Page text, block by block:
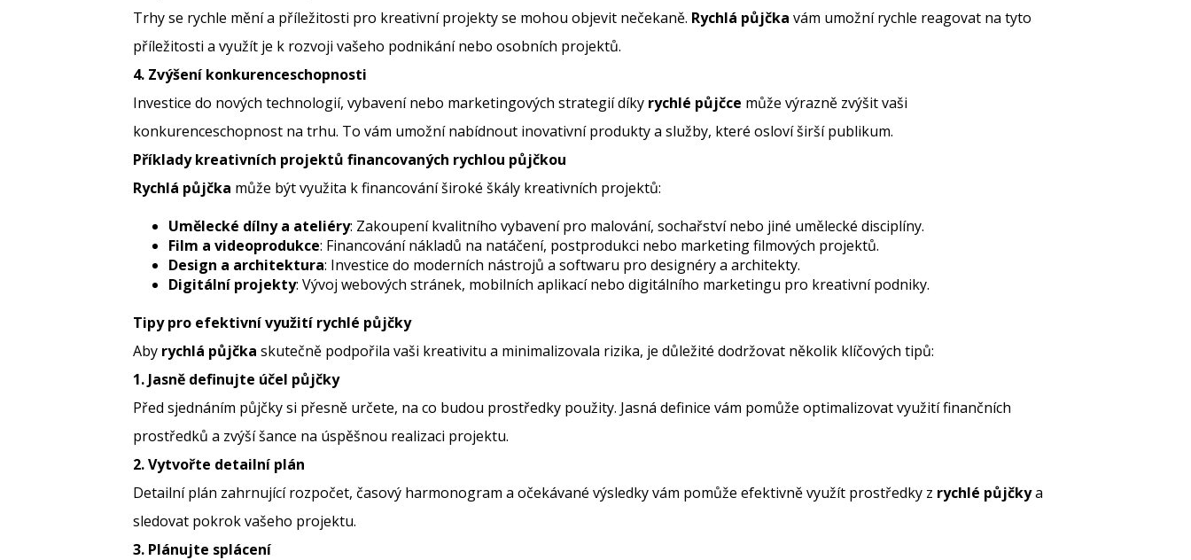
Trhy se rychle mění a příležitosti pro kreativní projekty se mohou objevit nečekaně. Rychlá půjčka vám umožní rychle reagovat na tyto
příležitosti a využít je k rozvoji vašeho podnikání nebo osobních projektů.
4. Zvýšení konkurenceschopnosti
Investice do nových technologií, vybavení nebo marketingových strategií díky rychlé půjčce může výrazně zvýšit vaši
konkurenceschopnost na trhu. To vám umožní nabídnout inovativní produkty a služby, které osloví širší publikum.
Příklady kreativních projektů financovaných rychlou půjčkou
Rychlá půjčka může být využita k financování široké škály kreativních projektů:
Umělecké dílny a ateliéry: Zakoupení kvalitního vybavení pro malování, sochařství nebo jiné umělecké disciplíny.
Film a videoprodukce: Financování nákladů na natáčení, postprodukci nebo marketing filmových projektů.
Design a architektura: Investice do moderních nástrojů a softwaru pro designéry a architekty.
Digitální projekty: Vývoj webových stránek, mobilních aplikací nebo digitálního marketingu pro kreativní podniky.
Tipy pro efektivní využití rychlé půjčky
Aby rychlá půjčka skutečně podpořila vaši kreativitu a minimalizovala rizika, je důležité dodržovat několik klíčových tipů:
1. Jasně definujte účel půjčky
Před sjednáním půjčky si přesně určete, na co budou prostředky použity. Jasná definice vám pomůže optimalizovat využití finančních
prostředků a zvýší šance na úspěšnou realizaci projektu.
2. Vytvořte detailní plán
Detailní plán zahrnující rozpočet, časový harmonogram a očekávané výsledky vám pomůže efektivně využít prostředky z rychlé půjčkya
sledovat pokrok vašeho projektu.
3. Plánujte splácení